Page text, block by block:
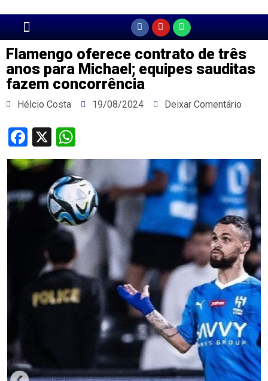
Flamengo oferece contrato de três
anos para Michael; equipes sauditas
fazem concorrência
Hélcio Costa 19/08/2024 Deixar Comentário
Facebook
X